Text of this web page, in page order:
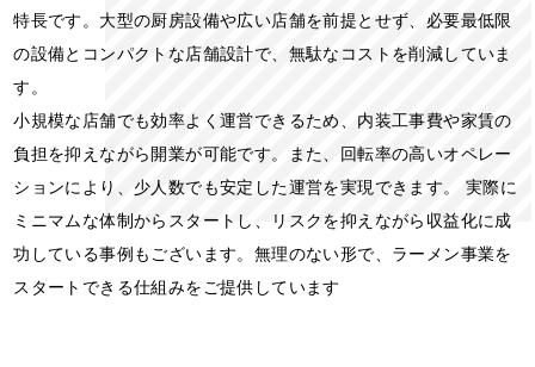
特長です。大型の厨房設備や広い店舗を前提とせず、必要最低限
の設備とコンパクトな店舗設計で、無駄なコストを削減していま
す。
小規模な店舗でも効率よく運営できるため、内装工事費や家賃の
負担を抑えながら開業が可能です。また、回転率の高いオペレー
ションにより、少人数でも安定した運営を実現できます。 実際に
ミニマムな体制からスタートし、リスクを抑えながら収益化に成
功している事例もございます。無理のない形で、ラーメン事業を
スタートできる仕組みをご提供しています